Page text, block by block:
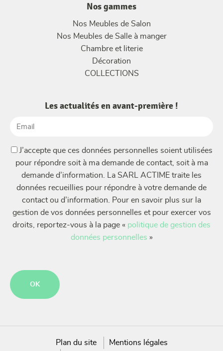
Nos gammes
Nos Meubles de Salon
Nos Meubles de Salle à manger
Chambre et literie
Décoration
COLLECTIONS
Les actualités en avant-première !
(Nécessaire)
J’accepte que ces données personnelles soient utilisées
pour répondre soit à ma demande de contact, soit à ma
demande d’information. La SARL ACTIME traite les
données recueillies pour répondre à votre demande de
contact ou d’information. Pour en savoir plus sur la
gestion de vos données personnelles et pour exercer vos
droits, reportez-vous à la page « politique de gestion des
données personnelles »
Plan du site Mentions légales